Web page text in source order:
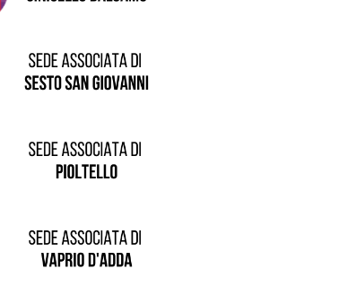
di Pioltello
D'Adda